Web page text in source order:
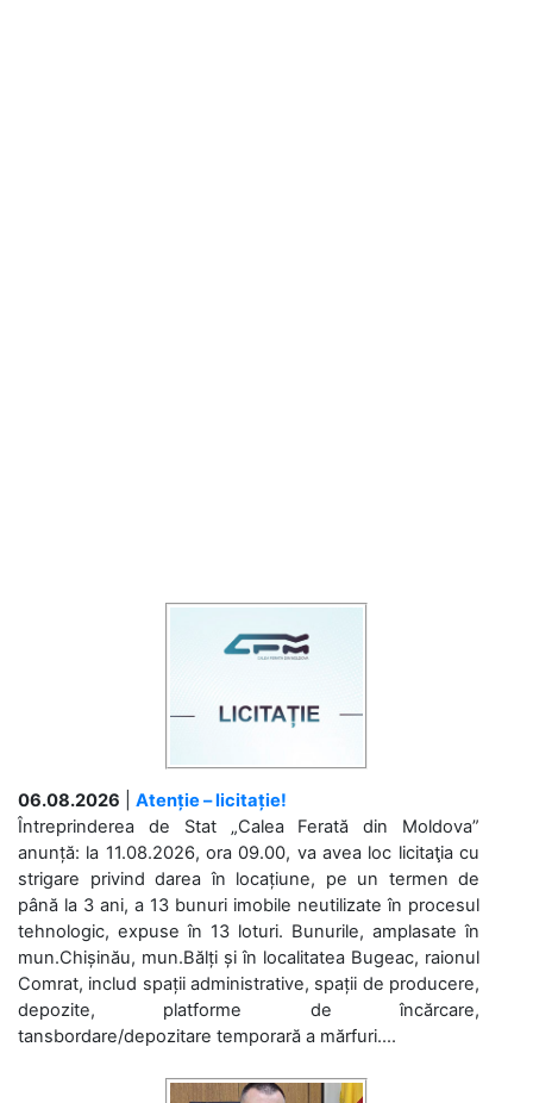
06.08.2026
Atenție – licitație!
Întreprinderea de Stat „Calea Ferată din Moldova”
anunță: la 11.08.2026, ora 09.00, va avea loc licitaţia cu
strigare privind darea în locațiune, pe un termen de
până la 3 ani, a 13 bunuri imobile neutilizate în procesul
tehnologic, expuse în 13 loturi. Bunurile, amplasate în
mun.Chișinău, mun.Bălți și în localitatea Bugeac, raionul
Comrat, includ spații administrative, spații de producere,
depozite, platforme de încărcare,
tansbordare/depozitare temporară a mărfuri....